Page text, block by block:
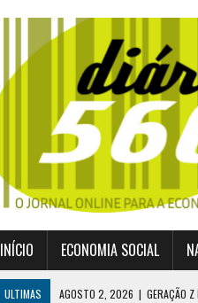
INÍCIO ECONOMIA SOCIAL
ULTIMAS AGOSTO 2, 2026 | GERAÇÃO